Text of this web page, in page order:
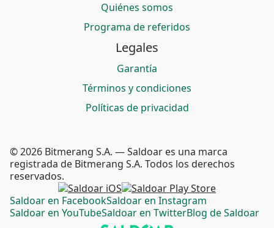
Quiénes somos
Programa de referidos
Legales
Garantía
Términos y condiciones
Políticas de privacidad
Saldoar en FacebookSaldoar en Instagram
Saldoar en YouTubeSaldoar en TwitterBlog de Saldoar
© 2026 Bitmerang S.A. — Saldoar es una marca
registrada de Bitmerang S.A. Todos los derechos
reservados.